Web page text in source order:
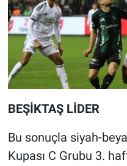
BEŞİKTAŞ LİDER
Bu sonuçla siyah-
Kupası C Grubu 3.